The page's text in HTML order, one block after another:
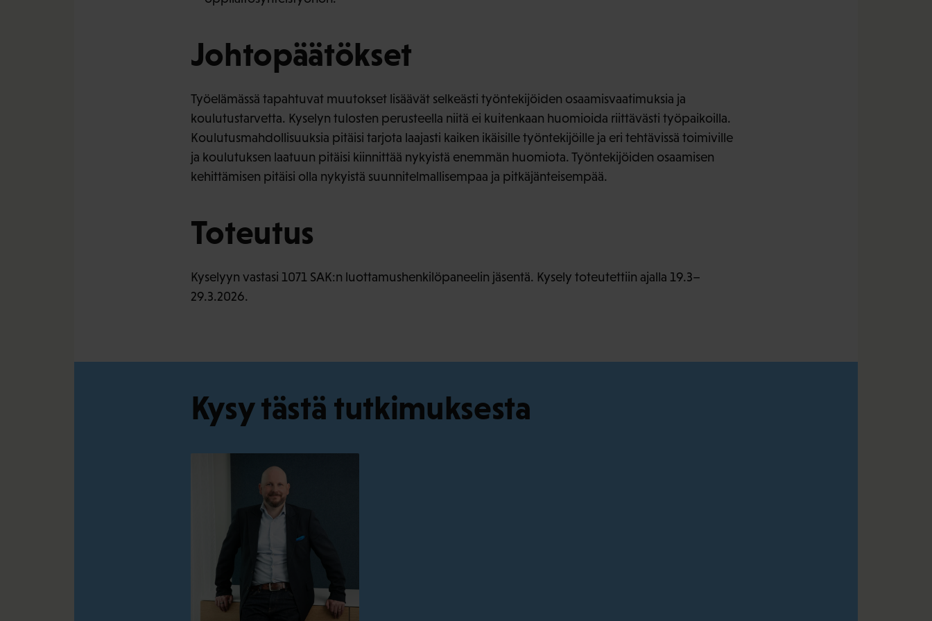
Johtopäätökset
Työelämässä tapahtuvat muutokset lisäävät selkeästi työntekijöiden osaamisvaatimuksia ja
koulutustarvetta. Kyselyn tulosten perusteella niitä ei kuitenkaan huomioida riittävästi työpaikoilla.
Koulutusmahdollisuuksia pitäisi tarjota laajasti kaiken ikäisille työntekijöille ja eri tehtävissä toimiville
ja koulutuksen laatuun pitäisi kiinnittää nykyistä enemmän huomiota. Työntekijöiden osaamisen
kehittämisen pitäisi olla nykyistä suunnitelmallisempaa ja pitkäjänteisempää.
Toteutus
Kyselyyn vastasi 1071 SAK:n luottamushenkilöpaneelin jäsentä. Kysely toteutettiin ajalla 19.3–
29.3.2026.
Kysy tästä tutkimuksesta